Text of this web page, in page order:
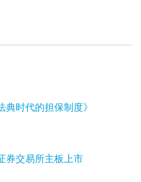
时代的担保制度》
券交易所主板上市